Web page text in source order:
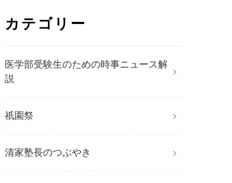
カテゴリー
医学部受験生のための時事ニュース解
説
祇園祭
清家塾長のつぶやき